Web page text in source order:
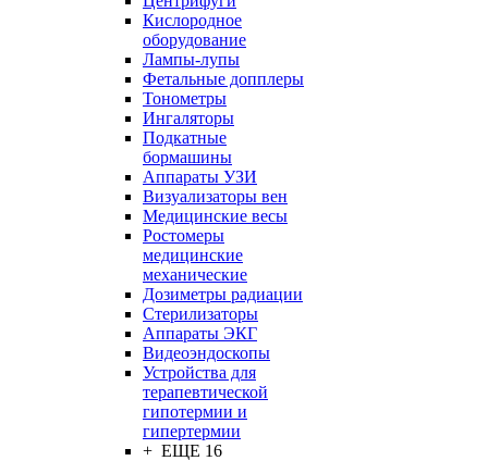
Кислородное
оборудование
Лампы-лупы
Фетальные допплеры
Тонометры
Ингаляторы
Подкатные
бормашины
Аппараты УЗИ
Визуализаторы вен
Медицинские весы
Ростомеры
медицинские
механические
Дозиметры радиации
Стерилизаторы
Аппараты ЭКГ
Видеоэндоскопы
Устройства для
терапевтической
гипотермии и
гипертермии
+ ЕЩЕ 16